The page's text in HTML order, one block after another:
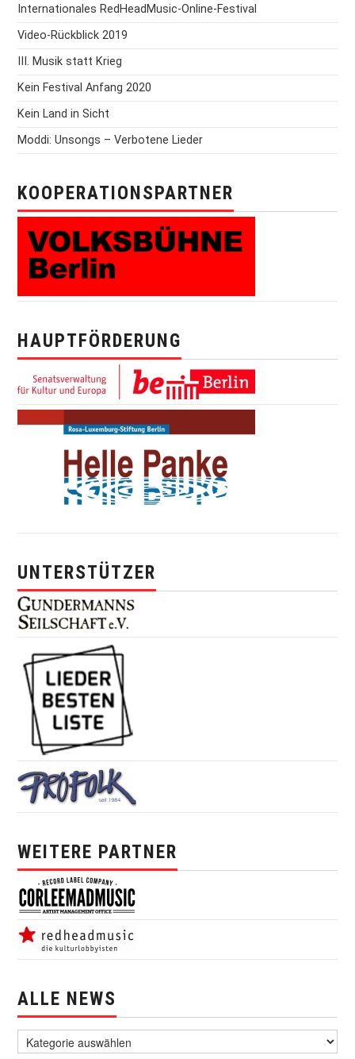
Internationales RedHeadMusic-Online-Festival
Video-Rückblick 2019
III. Musik statt Krieg
Kein Festival Anfang 2020
Kein Land in Sicht
Moddi: Unsongs – Verbotene Lieder
KOOPERATIONSPARTNER
HAUPTFÖRDERUNG
UNTERSTÜTZER
WEITERE PARTNER
ALLE NEWS